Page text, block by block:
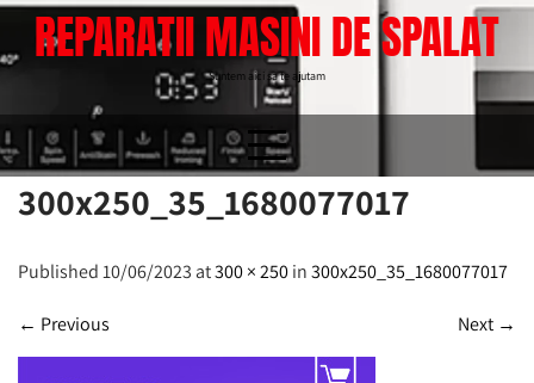
Skip
contentREPARATII MASINI DE SPALAT
Suntem aici sa te ajutam
300x250_35_1680077017
Published 10/06/2023 at300 × 250in300x250_35_1680077017
← Previous Next →